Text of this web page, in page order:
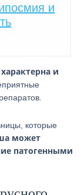
и
и
которые
может
патогенными